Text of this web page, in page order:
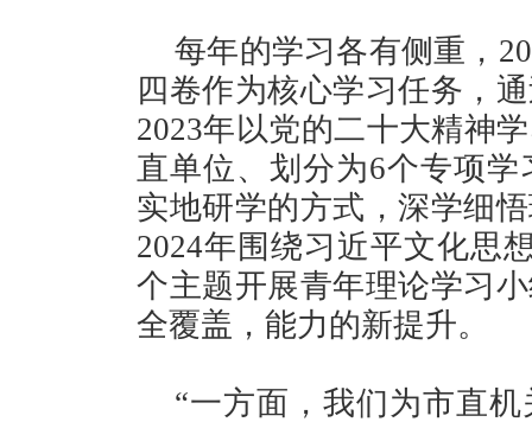
每年的学习各有侧重，
四卷作为核心学习任务，
2023年以党的二十大精神
直单位、划分为6个专项
实地研学的方式，深学细
2024年围绕习近平文化思
个主题开展青年理论学习
全覆盖，能力的新提升。
“一方面，我们为市直